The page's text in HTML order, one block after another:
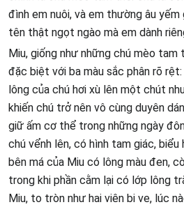
đình em nuôi, và em thường âu
tên thật ngọt ngào mà em dành
Miu, giống như những chú mèo
đặc biệt với ba màu sắc phân rõ
lông của chú hơi xù lên một chút
khiến chú trở nên vô cùng duyên
giữ ấm cơ thể trong những ngày
chú vểnh lên, có hình tam giác, biểu
bên má của Miu có lông màu đen,
trong khi phần cằm lại có lớp lông
Miu, to tròn như hai viên bi ve, lúc